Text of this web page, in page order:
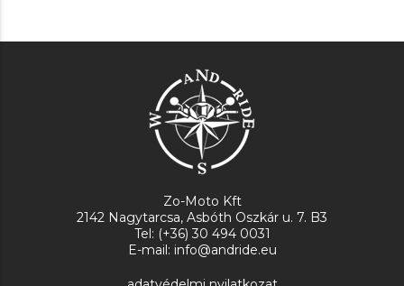
Zo-Moto Kft
2142 Nagytarcsa, Asbóth Oszkár u. 7. B3
Tel: (+36) 30 494 0031
E-mail: info@andride.eu